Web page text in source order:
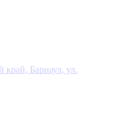
край, Барнаул, ул.